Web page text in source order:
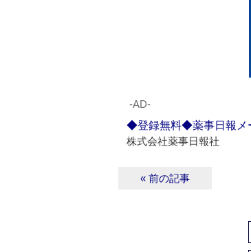
‐AD‐
◆登録無料◆薬事日報メ
株式会社薬事日報社
« 前の記事